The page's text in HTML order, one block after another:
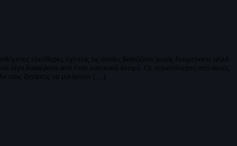
ελεύθερες σχέσεις τις οποίες βαφτίζουν χωρίς δεσμεύσεις αλλά
λίγο διαφέρουν από έναν κανονικό δεσμό. Οι περισσότερες από αυτές
Αν τους ζητήσεις να μιλήσουν […]